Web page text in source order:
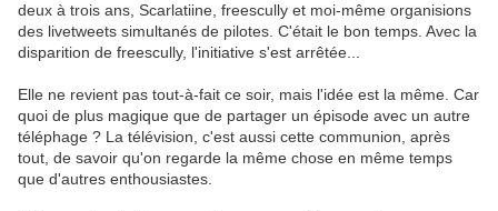
deux à trois ans, Scarlatiine, freescully et moi-même organisions
des livetweets simultanés de pilotes. C'était le bon temps. Avec la
disparition de freescully, l'initiative s'est arrêtée...
Elle ne revient pas tout-à-fait ce soir, mais l'idée est la même. Car
quoi de plus magique que de partager un épisode avec un autre
téléphage ? La télévision, c'est aussi cette communion, après
tout, de savoir qu'on regarde la même chose en même temps
que d'autres enthousiastes.